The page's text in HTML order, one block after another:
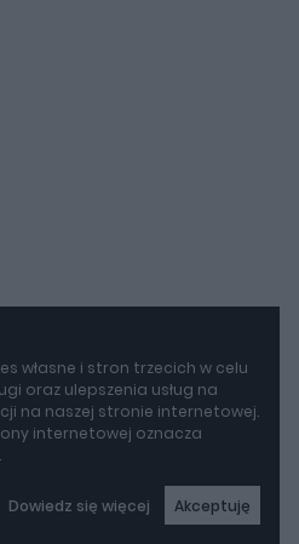
własne i stron trzecich w celu
oraz ulepszenia usług na
na naszej stronie internetowej.
internetowej oznacza
Dowiedz się więcej Akceptuję